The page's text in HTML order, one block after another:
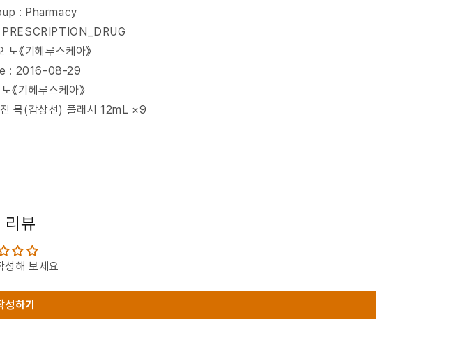
: Pharmacy
《기헤루스케아》
: 2016-08-29
기헤루스케아》
목(갑상선) 플래시 12mL ×9
리뷰
성해 보세요
성하기